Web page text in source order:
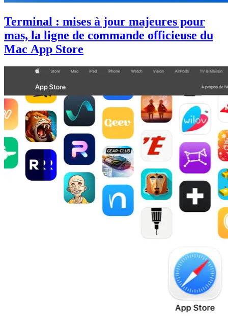
Terminal : mises à jour majeures pour
mas, la ligne de commande officieuse du
Mac App Store